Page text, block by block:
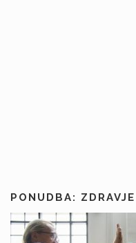
PONUDBA: